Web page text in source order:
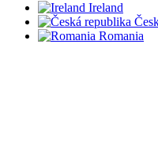
Ireland
Romania